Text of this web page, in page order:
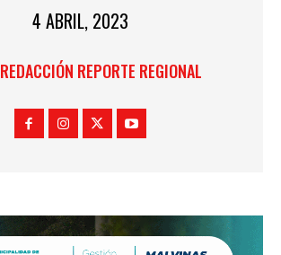
4 ABRIL, 2023
REDACCIÓN REPORTE REGIONAL